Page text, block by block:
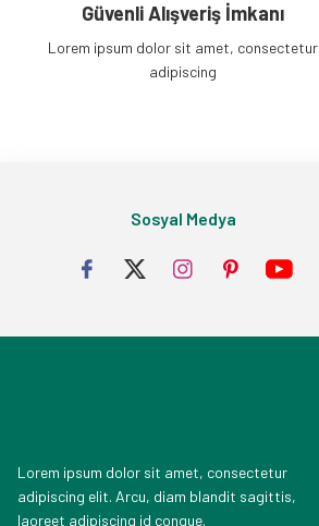
Güvenli Alışveriş İmkanı
Lorem ipsum dolor sit amet, consectetur
adipiscing
Sosyal Medya
Lorem ipsum dolor sit amet, consectetur
adipiscing elit. Arcu, diam blandit sagittis,
laoreet adipiscing id congue.